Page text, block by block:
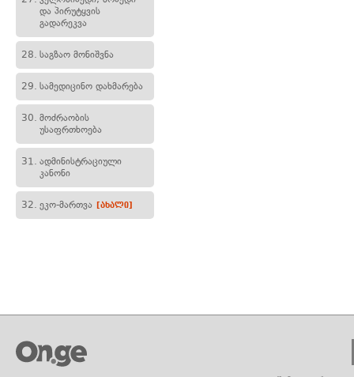
და პირუტყვის
გადარეკვა
28. საგზაო მონიშვნა
29. სამედიცინო დახმარება
30. მოძრაობის
უსაფრთხოება
31. ადმინისტრაციული
კანონი
32. ეკო-მართვა [ახალი]